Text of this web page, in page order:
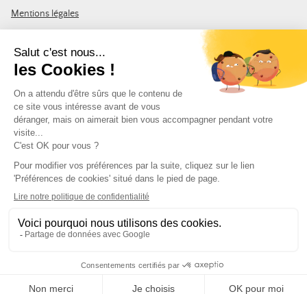
Mentions légales
Plan du site
REJOIGNEZ LA COMMUNAUTÉ
Inscrivez-vous à la newsletter Leurre de la pêche et recevez un code
de 10% de remise valable sur votre première commande.
SUIVEZ-NOUS
© Leurre de la Pêche 2026